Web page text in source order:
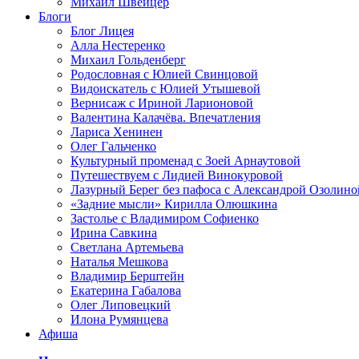
Блоги
Блог Лицея
Алла Нестеренко
Михаил Гольденберг
Родословная с Юлией Свинцовой
Видоискатель с Юлией Утышевой
Вернисаж с Ириной Ларионовой
Валентина Калачёва. Впечатления
Лариса Хенинен
Олег Гальченко
Культурный променад с Зоей Арнаутовой
Путешествуем с Лидией Винокуровой
Лазурный Берег без пафоса с Александрой
«Задние мысли» Кирилла Олюшкина
Застолье с Владимиром Софиенко
Ирина Савкина
Светлана Артемьева
Наталья Мешкова
Владимир Берштейн
Екатерина Габалова
Олег Липовецкий
Илона Румянцева
Афиша